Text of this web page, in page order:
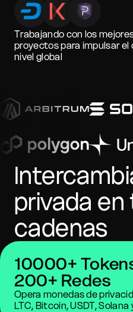
Trabajando con los
proyectos para impulsar el
nivel global
privada
cadenas
10000+
200+ Redes
Opera monedas de
LTC, Bitcoin, USDT, Solana